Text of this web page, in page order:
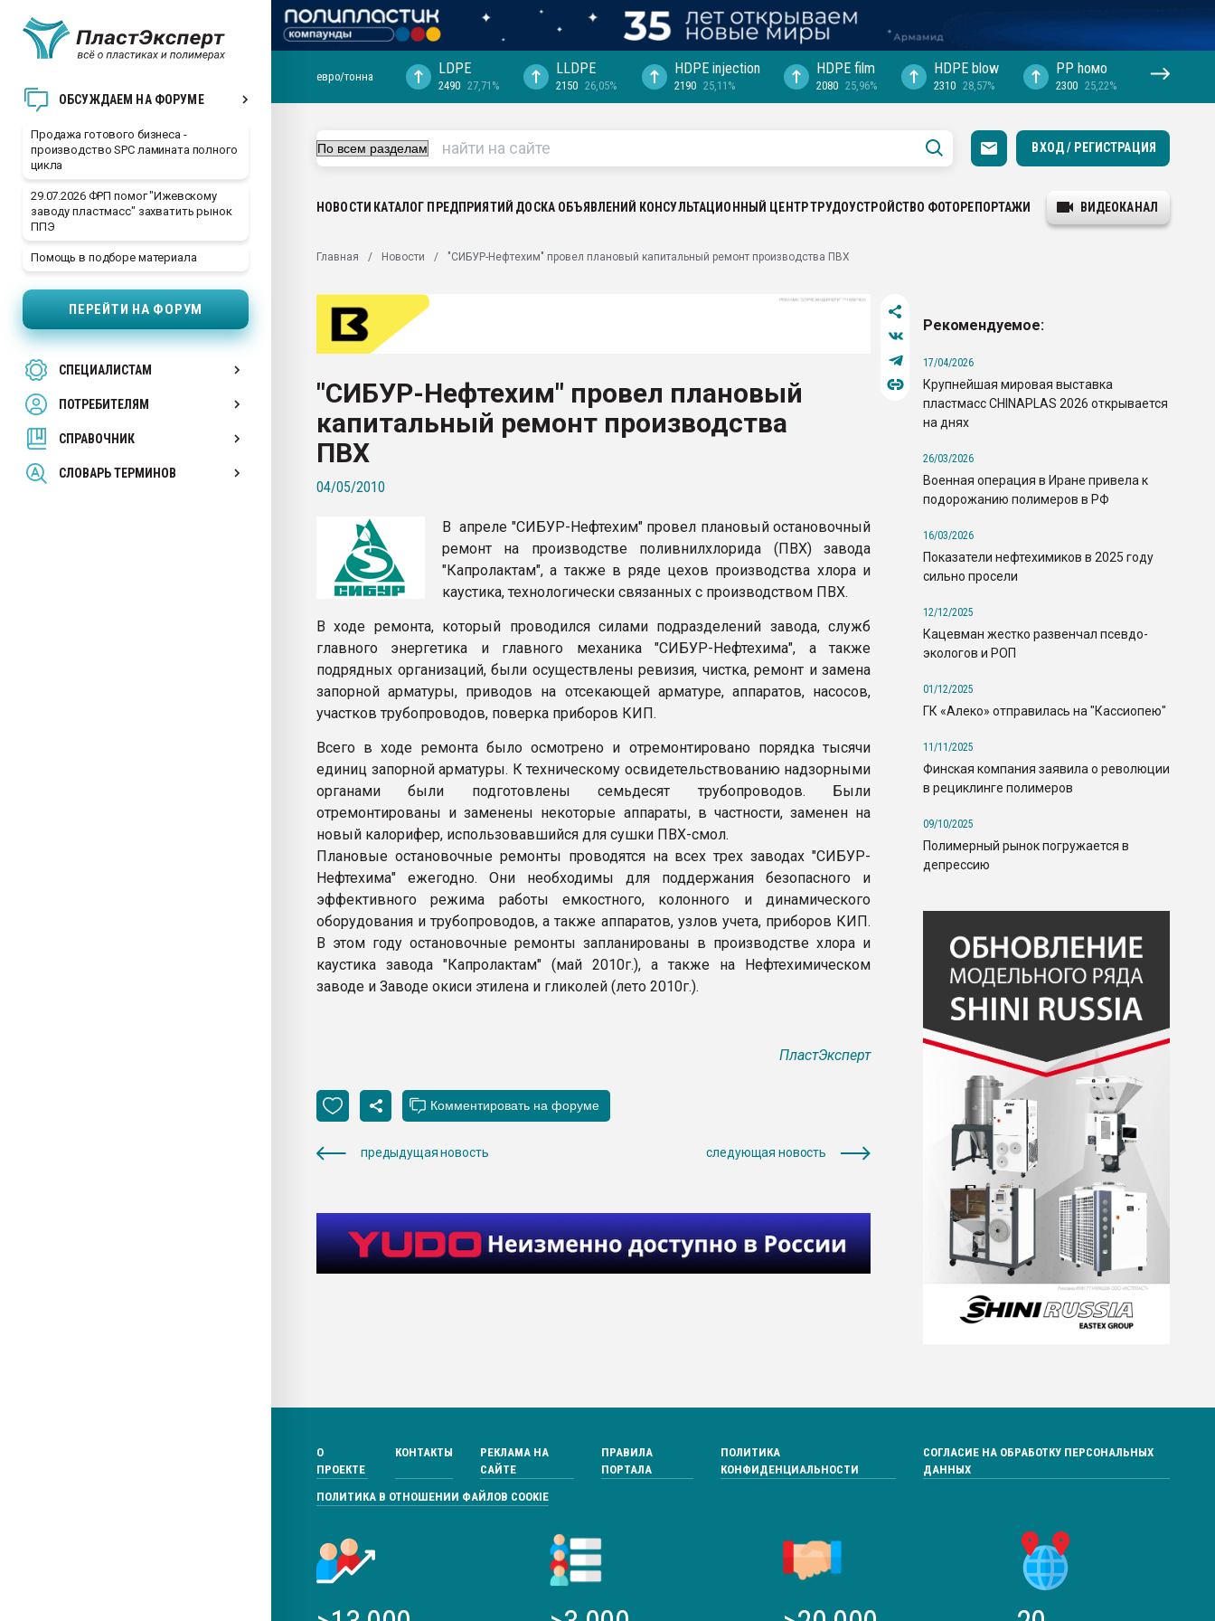
ОБСУЖДАЕМ НА ФОРУМЕ
Продажа готового бизнеса -
производство SPC ламината полного
цикла
29.07.2026 ФРП помог "Ижевскому
заводу пластмасс" захватить рынок
ППЭ
Помощь в подборе материала
ПЕРЕЙТИ НА ФОРУМ
СПЕЦИАЛИСТАМ
ПОТРЕБИТЕЛЯМ
СПРАВОЧНИК
СЛОВАРЬ ТЕРМИНОВ
28.07.2026 "Технониколь" довольна
Всё, что касается выдува ПЭТ
Материал поверхности пуансона для
Продам отходы Композиция
поликарбоната и АБС-пластика
Armaloy PC/ABS-1IM черный цвет
Профильная литература. Продажа,
покупка, обмен
евро/тонна LDPE
2490 27,71%
LLDPE
2150 26,05%
HDPE injection
2190 25,11%
HDPE film
2080 25,96%
HDPE blow
2310 28,57%
PP hомо
2300 25,22%
ВХОД / РЕГИСТРАЦИЯ
НОВОСТИ КАТАЛОГ ПРЕДПРИЯТИЙ ДОСКА ОБЪЯВЛЕНИЙ КОНСУЛЬТАЦИОННЫЙ ЦЕНТРТРУДОУСТРОЙСТВО ФОТОРЕПОРТАЖИ ВИДЕОКАНАЛ
Главная Новости "СИБУР-Нефтехим" провел плановый капитальный ремонт производства ПВХ
"СИБУР-Нефтехим" провел плановый
капитальный ремонт производства
ПВХ
04/05/2010
В апреле "СИБУР-Нефтехим" провел плановый остановочный
ремонт на производстве поливнилхлорида (ПВХ) завода
"Капролактам", а также в ряде цехов производства хлора и
каустика, технологически связанных с производством ПВХ.
В ходе ремонта, который проводился силами подразделений завода, служб
главного энергетика и главного механика "СИБУР-Нефтехима", а также
подрядных организаций, были осуществлены ревизия, чистка, ремонт и замена
запорной арматуры, приводов на отсекающей арматуре, аппаратов, насосов,
участков трубопроводов, поверка приборов КИП.
Всего в ходе ремонта было осмотрено и отремонтировано порядка тысячи
единиц запорной арматуры. К техническому освидетельствованию надзорными
органами были подготовлены семьдесят трубопроводов. Были
отремонтированы и заменены некоторые аппараты, в частности, заменен на
новый калорифер, использовавшийся для сушки ПВХ-смол.
Плановые остановочные ремонты проводятся на всех трех заводах "СИБУР-
Нефтехима" ежегодно. Они необходимы для поддержания безопасного и
эффективного режима работы емкостного, колонного и динамического
оборудования и трубопроводов, а также аппаратов, узлов учета, приборов КИП.
В этом году остановочные ремонты запланированы в производстве хлора и
каустика завода "Капролактам" (май 2010г.), а также на Нефтехимическом
заводе и Заводе окиси этилена и гликолей (лето 2010г.).
ПластЭксперт
предыдущая новость следующая новость
Рекомендуемое:
17/04/2026
Крупнейшая мировая выставка
пластмасс CHINAPLAS 2026 открывается
на днях
26/03/2026
Военная операция в Иране привела к
подорожанию полимеров в РФ
16/03/2026
Показатели нефтехимиков в 2025 году
сильно просели
12/12/2025
Кацевман жестко развенчал псевдо-
экологов и РОП
01/12/2025
ГК «Алеко» отправилась на "Кассиопею"
11/11/2025
Финская компания заявила о революции
в рециклинге полимеров
09/10/2025
Полимерный рынок погружается в
депрессию
О
ПРОЕКТЕ
КОНТАКТЫ
РЕКЛАМА НА
САЙТЕ
ПРАВИЛА
ПОРТАЛА
ПОЛИТИКА
КОНФИДЕНЦИАЛЬНОСТИ
СОГЛАСИЕ НА ОБРАБОТКУ ПЕРСОНАЛЬНЫХ
ДАННЫХ
ПОЛИТИКА В ОТНОШЕНИИ ФАЙЛОВ COOKIE